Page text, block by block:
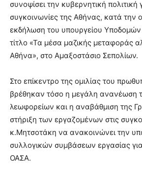
συνοψίσει την κυβερνητική πολιτική
συγκοινωνίες της Αθήνας, κατά την
εκδήλωση του υπουργείου
τίτλο «Τα μέσα μαζικής μεταφοράς
Αθήνα», στο Αμαξοστάσιο Σεπολίων.
Στο επίκεντρο της ομιλίας του
βρέθηκαν τόσο η μεγάλη ανανέωση
λεωφορείων και η αναβάθμιση της
στήριξη των εργαζομένων στις
κ.Μητσοτάκη να ανακοινώνει την
συλλογικών συμβάσεων εργασίας
ΟΑΣΑ.